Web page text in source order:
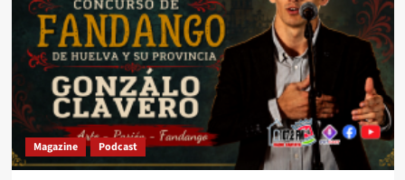
Magazine Podcast